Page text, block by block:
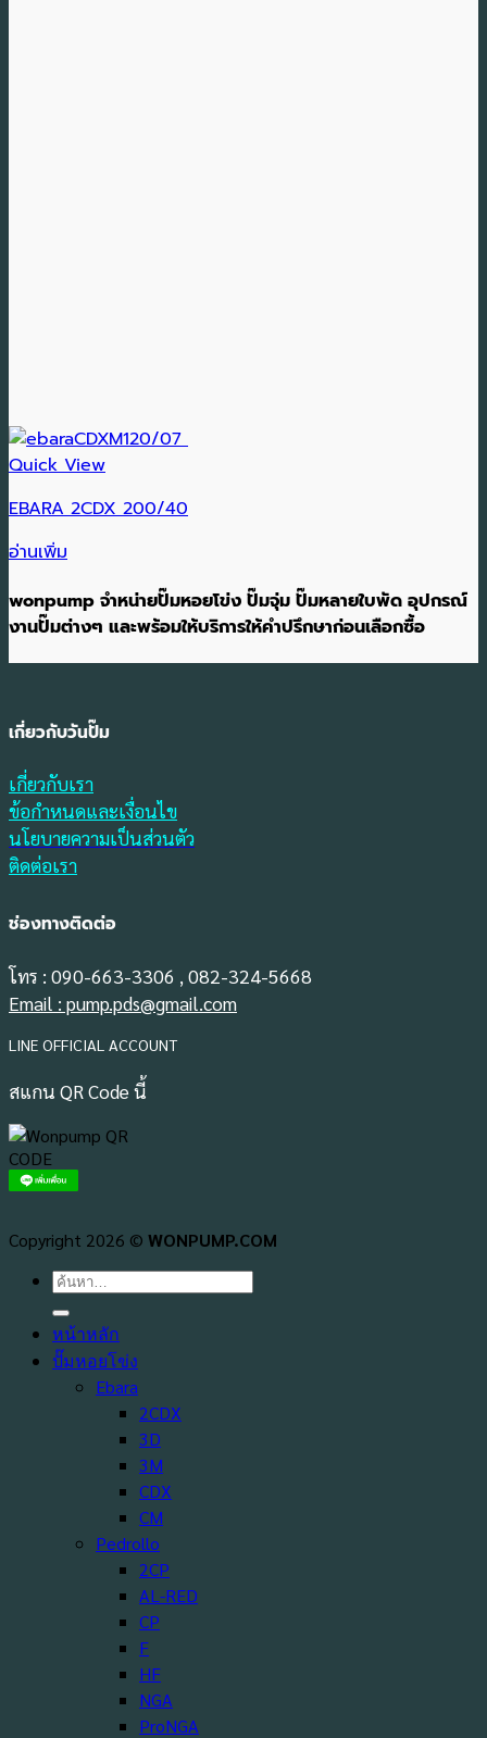
Quick View
EBARA 2CDX 200/40
อ่านเพิ่ม
wonpump จำหน่ายปั๊มหอยโข่ง ปั๊มจุ่ม ปั๊มหลายใบพัด อุปกรณ์
งานปั๊มต่างๆ และพร้อมให้บริการให้คำปรึกษาก่อนเลือกซื้อ
เกี่ยวกับวันปั๊ม
เกี่ยวกับเรา
ข้อกำหนดและเงื่อนไข
นโยบายความเป็นส่วนตัว
ติดต่อเรา
ช่องทางติดต่อ
โทร : 090-663-3306 , 082-324-5668
Email : pump.pds@gmail.com
LINE OFFICIAL ACCOUNT
สแกน QR Code นี้
Copyright 2026 © WONPUMP.COM
ค้นหา:
หน้าหลัก
ปั๊มหอยโข่ง
Ebara
2CDX
3D
3M
CDX
CM
Pedrollo
2CP
AL-RED
CP
F
HF
NGA
ProNGA